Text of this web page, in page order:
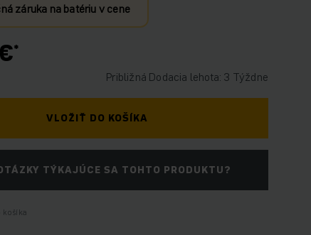
záruka na batériu v cene
Približná Dodacia lehota: 3 Týždne
VLOŽIŤ DO KOŠÍKA
TÝKAJÚCE SA TOHTO PRODUKTU?